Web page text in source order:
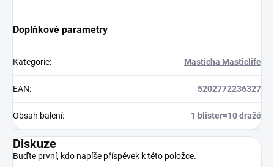
Doplňkové parametry
Kategorie: Masticha Masticlife
EAN: 5202772236327
Obsah balení: 1 blister=10 dražé
Diskuze
Buďte první, kdo napíše příspěvek k této položce.